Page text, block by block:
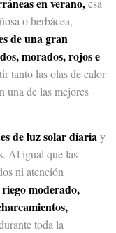
o herbácea,
de una gran
morados, rojos e
tanto las olas de calor
una de las mejores
de luz solar diaria y
Al igual que las
ni atención
moderado,
toda la